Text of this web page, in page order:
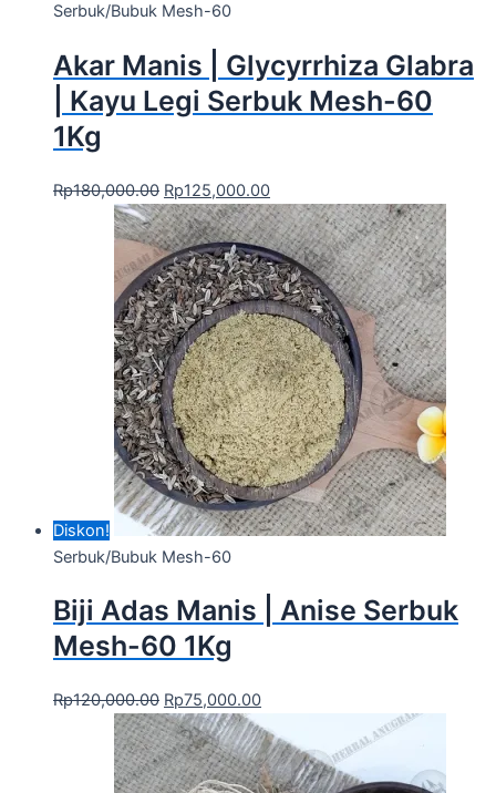
Serbuk/Bubuk Mesh-60
Akar Manis | Glycyrrhiza Glabra
| Kayu Legi Serbuk Mesh-60
1Kg
Rp180,000.00 Rp125,000.00
Diskon!
Serbuk/Bubuk Mesh-60
Biji Adas Manis | Anise Serbuk
Mesh-60 1Kg
Rp120,000.00 Rp75,000.00